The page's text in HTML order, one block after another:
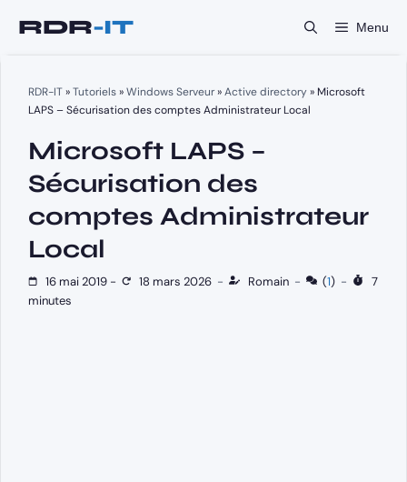
Menu
RDR-IT»Tutoriels»Windows Serveur»Active directory» Microsoft
LAPS – Sécurisation des comptes Administrateur Local
Microsoft LAPS –
Sécurisation des
comptes Administrateur
Local
16 mai 2019 - 18 mars 2026 - Romain - (1) -
7
minutes